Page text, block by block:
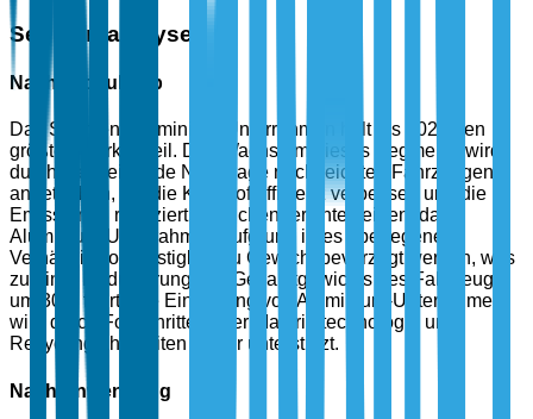
Segmentanalyse
Nach Produkttyp
Das Segment Aluminium-Unterrahmen hält bis 2025 den
größten Marktanteil. Das Wachstum dieses Segments wird
durch die steigende Nachfrage nach leichten Fahrzeugen
angetrieben, die die Kraftstoffeffizienz verbessert und die
Emissionen reduziert. Branchenberichte zeigen, dass
Aluminium-Unterrahmen aufgrund ihres überlegenen
Verhältnis von Festigkeit zu Gewicht bevorzugt werden, was
zu einer Reduzierung des Gesamtgewichts des Fahrzeugs
um 30% führt. Die Einführung von Aluminium-Unterrahmen
wird durch Fortschritte in der Materialtechnologie und
Recyclingfähigkeiten weiter unterstützt.
Nach Anwendung